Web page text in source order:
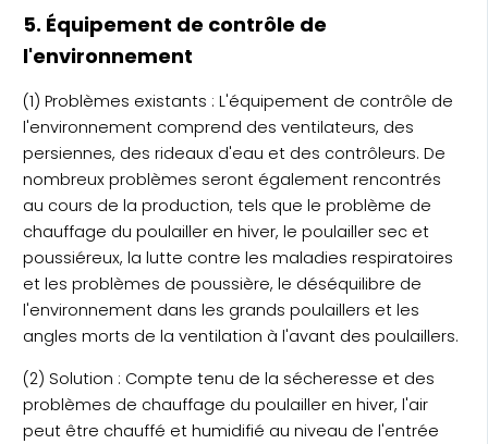
5. Équipement de contrôle de
l'environnement
(1) Problèmes existants : L'équipement de contrôle de
l'environnement comprend des ventilateurs, des
persiennes, des rideaux d'eau et des contrôleurs. De
nombreux problèmes seront également rencontrés
au cours de la production, tels que le problème de
chauffage du poulailler en hiver, le poulailler sec et
poussiéreux, la lutte contre les maladies respiratoires
et les problèmes de poussière, le déséquilibre de
l'environnement dans les grands poulaillers et les
angles morts de la ventilation à l'avant des poulaillers.
(2) Solution : Compte tenu de la sécheresse et des
problèmes de chauffage du poulailler en hiver, l'air
peut être chauffé et humidifié au niveau de l'entrée